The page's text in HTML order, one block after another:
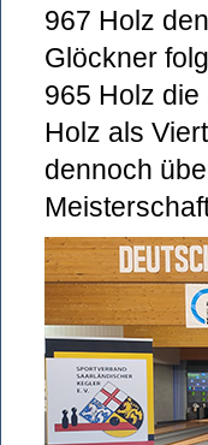
967 Holz
Glöckner
965 Holz
Holz als
dennoch